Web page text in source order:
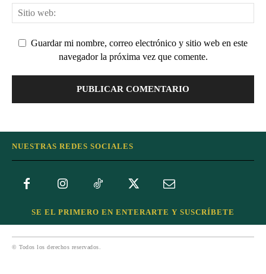
Guardar mi nombre, correo electrónico y sitio web en este
navegador la próxima vez que comente.
NUESTRAS REDES SOCIALES
SE EL PRIMERO EN ENTERARTE Y SUSCRÍBETE
© Todos los derechos reservados.